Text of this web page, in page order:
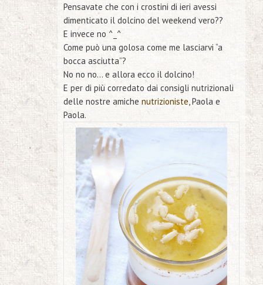
Pensavate che con i crostini di ieri avessi
dimenticato il dolcino del weekend vero??
E invece no ^_^
Come può una golosa come me lasciarvi “a
bocca asciutta”?
No no no… e allora ecco il dolcino!
E per di più corredato dai consigli nutrizionali
delle nostre amiche nutrizioniste, Paola e
Paola.